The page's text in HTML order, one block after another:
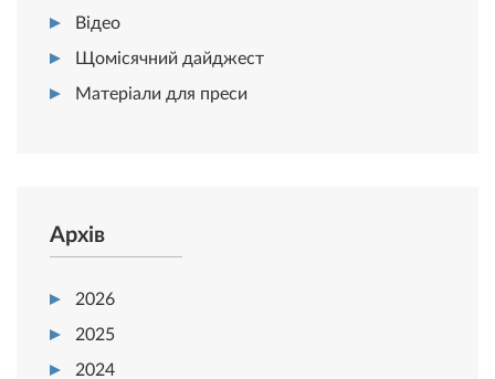
Відео
Щомісячний дайджест
Матеріали для преси
Архів
2026
2025
2024